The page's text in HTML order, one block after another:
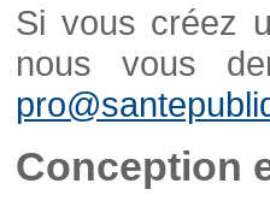
Si vous créez
nous vous
Conception